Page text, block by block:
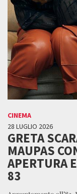
CINEMA
28 LUGLIO 2026
GRETA
MAUPAS
APERTURA
83